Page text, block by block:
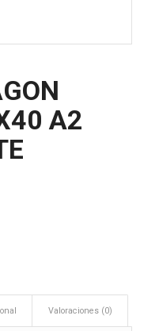
A2
Valoraciones (0)